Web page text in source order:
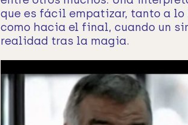
que es fácil empatizar, tanto a
como hacia el final, cuando un
realidad tras la magia.